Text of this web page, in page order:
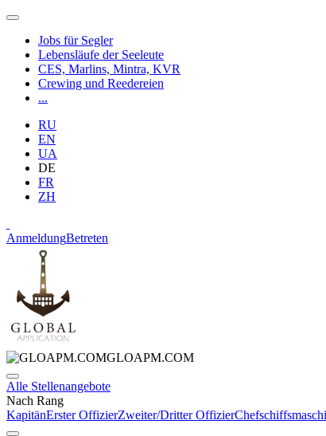
Jobs für Segler
Lebensläufe der Seeleute
CES, Marlins, Mintra, KVR
Crewing und Reedereien
...
RU
EN
UA
DE
FR
ZH
AnmeldungBetreten
GLOAPM.COM
Alle Stellenangebote
Nach Rang
KapitänErster OffizierZweiter/Dritter Offizier